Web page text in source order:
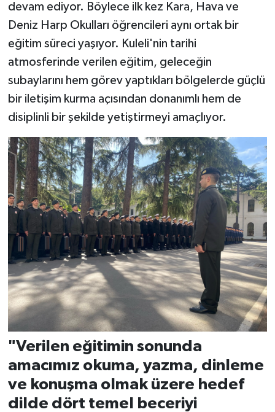
devam ediyor. Böylece ilk kez Kara, Hava ve
Deniz Harp Okulları öğrencileri aynı ortak bir
eğitim süreci yaşıyor. Kuleli'nin tarihi
atmosferinde verilen eğitim, geleceğin
subaylarını hem görev yaptıkları bölgelerde güçlü
bir iletişim kurma açısından donanımlı hem de
disiplinli bir şekilde yetiştirmeyi amaçlıyor.
"Verilen eğitimin sonunda
amacımız okuma, yazma, dinleme
ve konuşma olmak üzere hedef
dilde dört temel beceriyi